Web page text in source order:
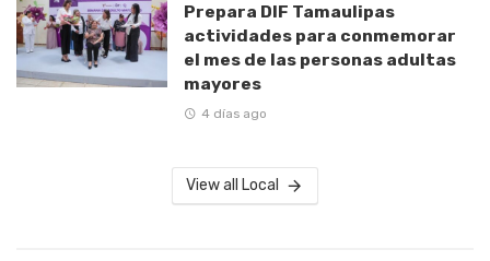
Prepara DIF Tamaulipas
actividades para conmemorar
el mes de las personas adultas
mayores
4 días ago
View all Local